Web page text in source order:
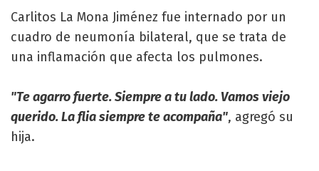
Carlitos La Mona Jiménez fue internado por un
cuadro de neumonía bilateral, que se trata de
una inflamación que afecta los pulmones.
"Te agarro fuerte. Siempre a tu lado. Vamos viejo
querido. La flia siempre te acompaña", agregó su
hija.